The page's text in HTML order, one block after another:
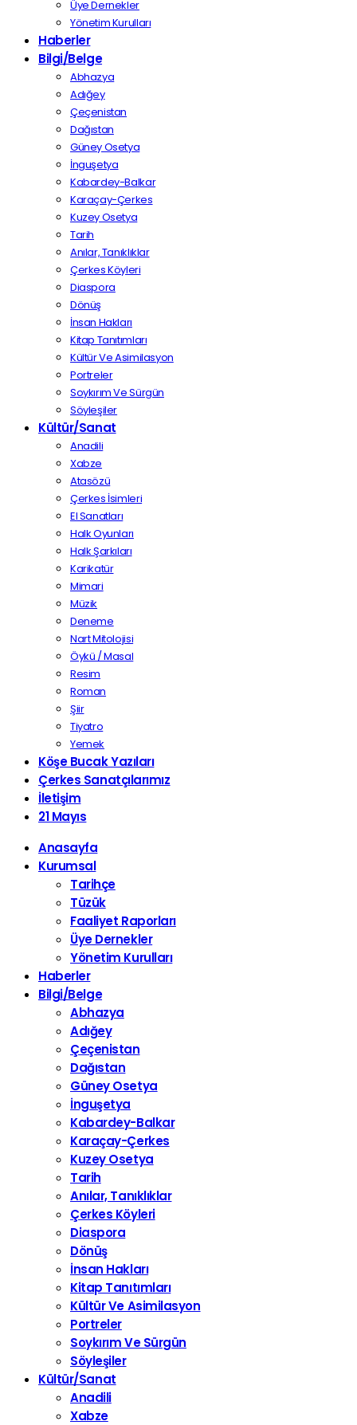
Üye Dernekler
Yönetim Kurulları
Haberler
Bilgi/Belge
Abhazya
Adığey
Çeçenistan
Dağıstan
Güney Osetya
İnguşetya
Kabardey-Balkar
Karaçay-Çerkes
Kuzey Osetya
Tarih
Anılar, Tanıklıklar
Çerkes Köyleri
Diaspora
Dönüş
İnsan Hakları
Kitap Tanıtımları
Kültür Ve Asimilasyon
Portreler
Soykırım Ve Sürgün
Söyleşiler
Kültür/Sanat
Anadili
Xabze
Atasözü
Çerkes İsimleri
El Sanatları
Halk Oyunları
Halk Şarkıları
Karikatür
Mimari
Müzik
Deneme
Nart Mitolojisi
Öykü / Masal
Resim
Roman
Şiir
Tiyatro
Yemek
Köşe Bucak Yazıları
Çerkes Sanatçılarımız
İletişim
21 Mayıs
Anasayfa
Kurumsal
Tarihçe
Tüzük
Faaliyet Raporları
Üye Dernekler
Yönetim Kurulları
Haberler
Bilgi/Belge
Abhazya
Adığey
Çeçenistan
Dağıstan
Güney Osetya
İnguşetya
Kabardey-Balkar
Karaçay-Çerkes
Kuzey Osetya
Tarih
Anılar, Tanıklıklar
Çerkes Köyleri
Diaspora
Dönüş
İnsan Hakları
Kitap Tanıtımları
Kültür Ve Asimilasyon
Portreler
Soykırım Ve Sürgün
Söyleşiler
Kültür/Sanat
Anadili
Xabze